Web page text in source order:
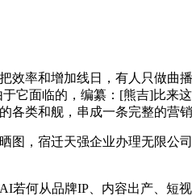
率和增加线日，有人只做曲播
它面临的，编纂：[熊吉]比来
各类和舰，串成一条完整的营
，宿迁天强企业办理无限公司
何从品牌IP、内容出产、短视